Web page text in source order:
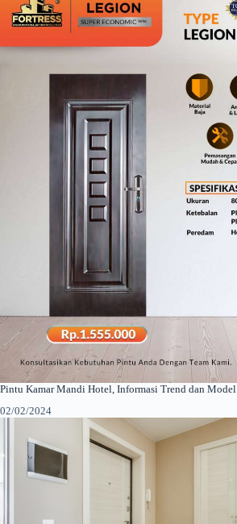
Pintu Kamar Mandi Hotel, Informasi Trend dan Model
02/02/2024